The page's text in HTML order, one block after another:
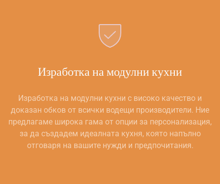
Изработка на модулни кухни
Изработка на модулни кухни с високо качество и
доказан обков от всички водещи производители. Ние
предлагаме широка гама от опции за персонализация,
за да създадем идеалната кухня, която напълно
отговаря на вашите нужди и предпочитания.